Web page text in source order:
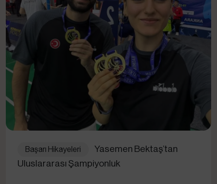
Başarı Hikayeleri
Yasemen Bektaş’tan
Uluslararası Şampiyonluk